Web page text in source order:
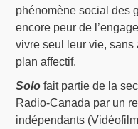
phénomène social des
encore peur de
vivre seul leur vie,
plan affectif.
Solo fait partie de la
Radio-Canada par un
indépendants